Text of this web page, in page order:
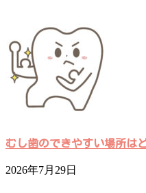
むし歯のできやすい場所は
2026年7月29日